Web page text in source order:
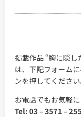
掲載作品 “胸に隠し
は、下記フォーム
ンを押してください
お電話でもお気軽
Tel: 03 – 3571 –